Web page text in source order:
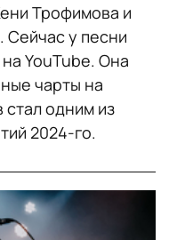
Трофимова и
Сейчас у песни
YouTube. Она
чарты на
одним из
2024-го.